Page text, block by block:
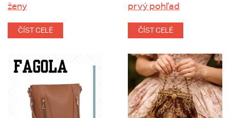
ženy
ČÍST CELÉ
prvý pohľad
ČÍST CELÉ